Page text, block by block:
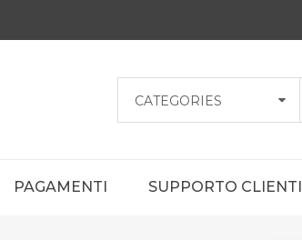
CATEGORIES
PAGAMENTI SUPPORTO CLIENTI